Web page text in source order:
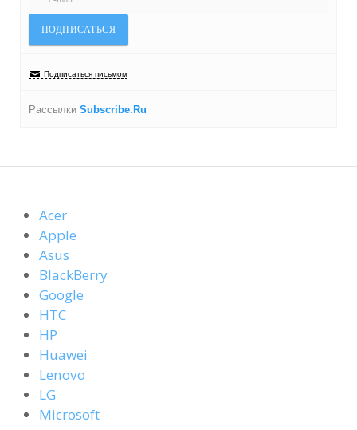
Подписаться письмом
Рассылки Subscribe.Ru
Acer
Apple
Asus
BlackBerry
Google
HTC
HP
Huawei
Lenovo
LG
Microsoft